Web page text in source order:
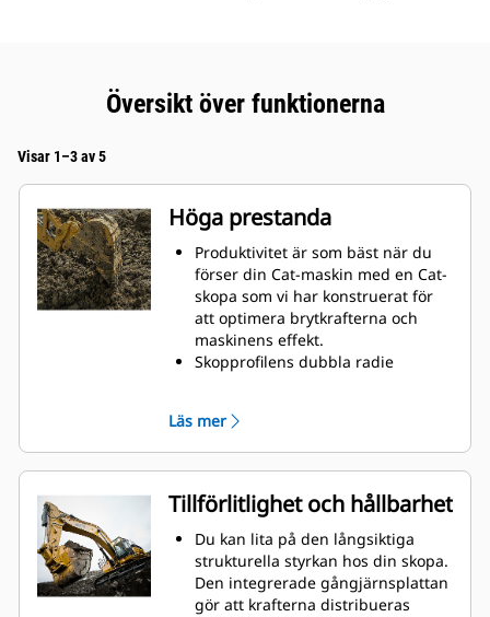
Översikt över funktionerna
Visar 1–3 av 5
Höga prestanda
Produktivitet är som bäst när du
förser din Cat-maskin med en Cat-
skopa som vi har konstruerat för
att optimera brytkrafterna och
maskinens effekt.
Skopprofilens dubbla radie
frigång säkerställer att skopans
botten inte släpar, vilket minskar
underhållskostnaderna.
Bränsleförbrukningstoppar under
grävning. Cat-skoporna är
utformade för att skära genom
material snabbt och förbättra
maskinens totala effektivitet.
Lasta mer material på kortare tid.
Läs mer
Tillförlitlighet och hållbarhet
Du kan lita på den långsiktiga
strukturella styrkan hos din skopa.
Den integrerade gångjärnsplattan
gör att krafterna distribueras